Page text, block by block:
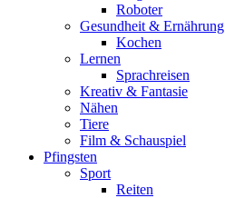
Roboter
Gesundheit & Ernährung
Kochen
Lernen
Sprachreisen
Kreativ & Fantasie
Nähen
Tiere
Film & Schauspiel
Pfingsten
Sport
Reiten